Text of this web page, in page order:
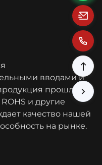
вводами и
прошла
и другие
качество нашей
на рынке.